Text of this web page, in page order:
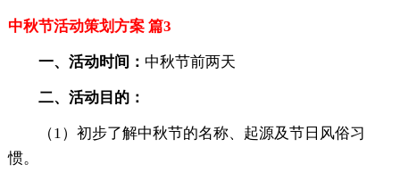
中秋节活动策划方案 篇3
一、活动时间： 中秋节前两天
二、活动目的：
（1）初步了解中秋节的名称、起源及节日风俗习
惯。